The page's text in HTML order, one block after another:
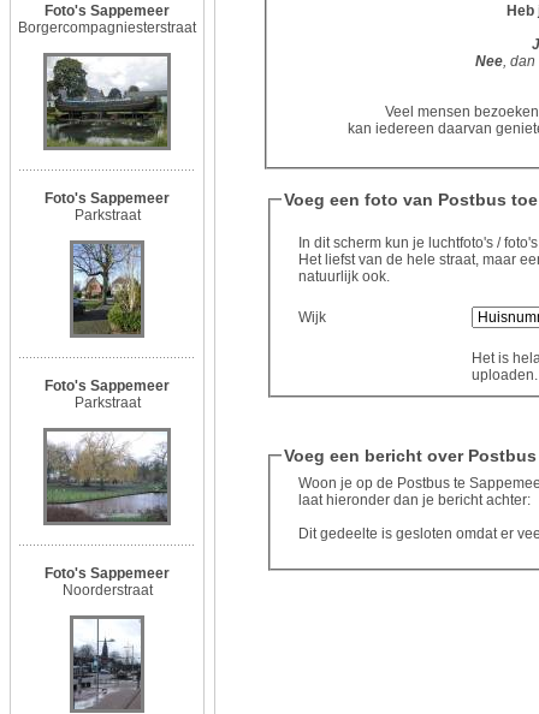
Foto's Sappemeer
Borgercompagniesterstraat
Foto's Sappemeer
Parkstraat
Foto's Sappemeer
Parkstraat
Foto's Sappemeer
Noorderstraat
Nee, dan
Veel mensen
kan iedereen daarvan
Voeg een foto van Postbus toe
In dit scherm kun je luchtfoto's /
Het liefst van de hele straat, maar
natuurlijk ook.
Wijk
Het is
Voeg een bericht over
Woon je op de Postbus te
laat hieronder dan je bericht achter:
Dit gedeelte is gesloten omdat er